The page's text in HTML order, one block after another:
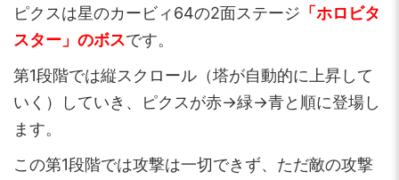
ピクスは星のカービィ64の2面ステージ 「ホロビタ
スター」のボスです。
第1段階では縦スクロール（塔が自動的に上昇して
いく）していき、ピクスが赤→緑→青と順に登場し
ます。
この第1段階では攻撃は一切できず、ただ敵の攻撃